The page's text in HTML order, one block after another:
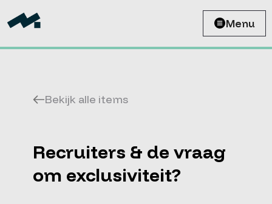
Menu
Bekijk alle items
Recruiters & de vraag
om exclusiviteit?